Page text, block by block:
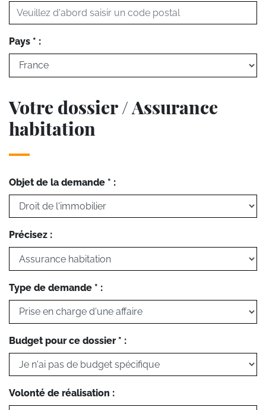
Pays * :
Votre dossier / Assurance
habitation
Objet de la demande * :
Précisez :
Type de demande * :
Budget pour ce dossier * :
Volonté de réalisation :